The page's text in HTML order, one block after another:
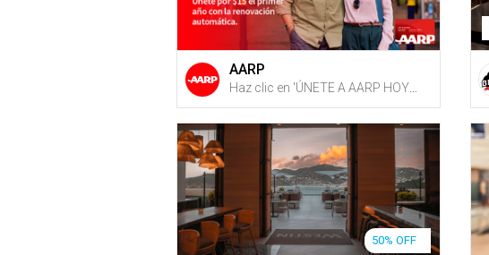
AARP
50% OFF